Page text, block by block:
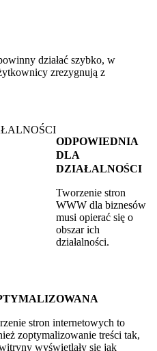
działać szybko, w
zrezygnują z
ODPOWIEDNIA
DLA
DZIAŁALNOŚCI
Tworzenie stron
WWW dla biznesów
musi opierać się o
obszar ich
działalności.
stron internetowych to
zoptymalizowanie treści tak,
wyświetlały się jak